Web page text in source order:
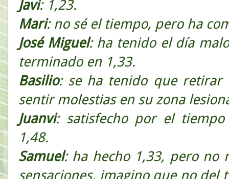
Javi: 1,23.
Mari: no sé el tiempo, pero ha
José Miguel: ha tenido el día
terminado en 1,33.
Basilio: se ha tenido que retirar
sentir molestias en su zona
Juanvi: satisfecho por el tiempo
1,48.
Samuel: ha hecho 1,33, pero no
sensaciones, imagino que no